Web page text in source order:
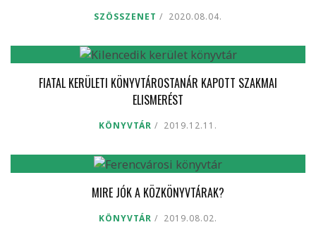
SZÖSSZENET 2020.08.04.
FIATAL KERÜLETI KÖNYVTÁROSTANÁR KAPOTT SZAKMAI
ELISMERÉST
KÖNYVTÁR 2019.12.11.
MIRE JÓK A KÖZKÖNYVTÁRAK?
KÖNYVTÁR 2019.08.02.